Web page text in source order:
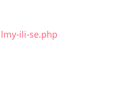
ili-se.php